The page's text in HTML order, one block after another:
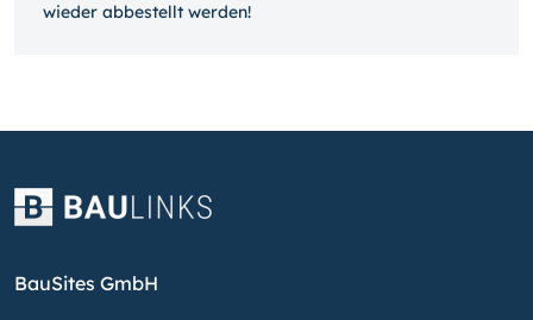
wieder ab­bestellt werden!
BauSites GmbH